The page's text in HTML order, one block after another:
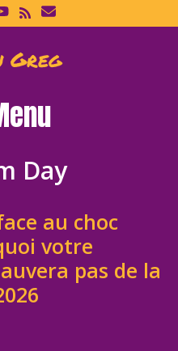
Greg
Day
au choc
votre
pas de la